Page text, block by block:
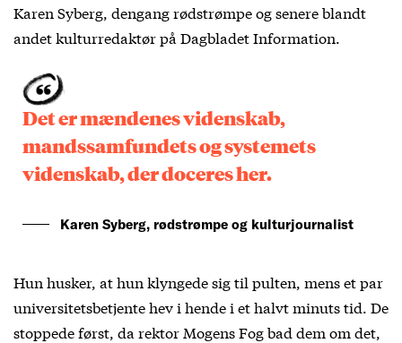
Karen Syberg, dengang rødstrømpe og senere blandt
andet kulturredaktør på Dagbladet Information.
Det er mændenes videnskab,
mandssamfundets og systemets
videnskab, der doceres her.
Karen Syberg, rødstrømpe og kulturjournalist
Hun husker, at hun klyngede sig til pulten, mens et par
universitetsbetjente hev i hende i et halvt minuts tid. De
stoppede først, da rektor Mogens Fog bad dem om det,